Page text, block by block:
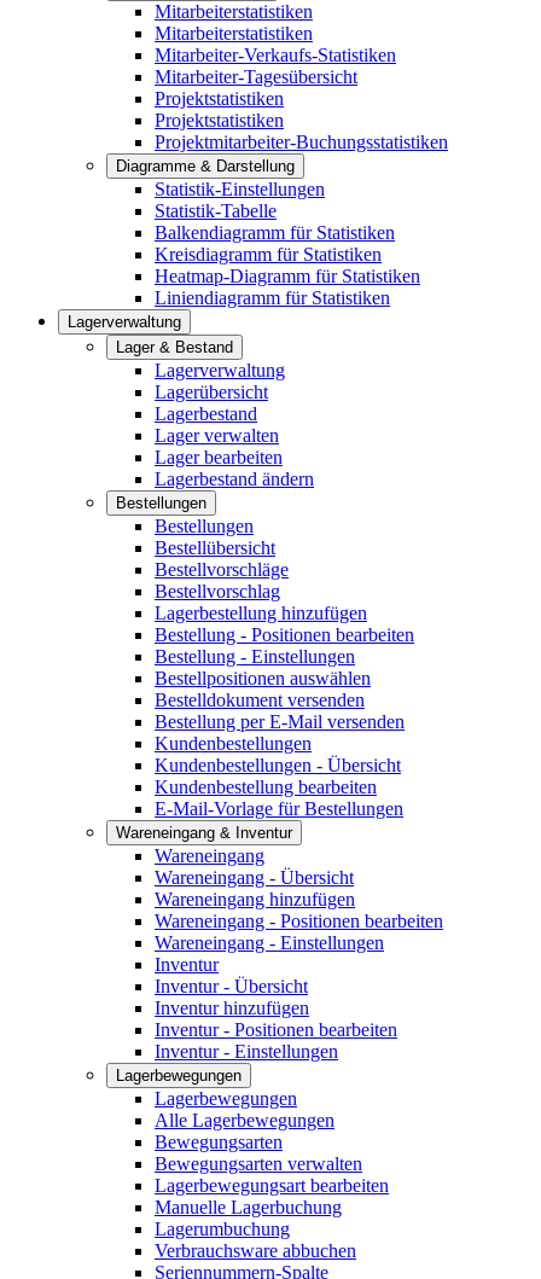
Mitarbeiterstatistiken
Mitarbeiterstatistiken
Mitarbeiter-Verkaufs-Statistiken
Mitarbeiter-Tagesübersicht
Projektstatistiken
Projektstatistiken
Projektmitarbeiter-Buchungsstatistiken
Diagramme & Darstellung
Statistik-Einstellungen
Statistik-Tabelle
Balkendiagramm für Statistiken
Kreisdiagramm für Statistiken
Heatmap-Diagramm für Statistiken
Liniendiagramm für Statistiken
Lagerverwaltung
Lager & Bestand
Lagerverwaltung
Lagerübersicht
Lagerbestand
Lager verwalten
Lager bearbeiten
Lagerbestand ändern
Bestellungen
Bestellungen
Bestellübersicht
Bestellvorschläge
Bestellvorschlag
Lagerbestellung hinzufügen
Bestellung - Positionen bearbeiten
Bestellung - Einstellungen
Bestellpositionen auswählen
Bestelldokument versenden
Bestellung per E-Mail versenden
Kundenbestellungen
Kundenbestellungen - Übersicht
Kundenbestellung bearbeiten
E-Mail-Vorlage für Bestellungen
Wareneingang & Inventur
Wareneingang
Wareneingang - Übersicht
Wareneingang hinzufügen
Wareneingang - Positionen bearbeiten
Wareneingang - Einstellungen
Inventur
Inventur - Übersicht
Inventur hinzufügen
Inventur - Positionen bearbeiten
Inventur - Einstellungen
Lagerbewegungen
Lagerbewegungen
Alle Lagerbewegungen
Bewegungsarten
Bewegungsarten verwalten
Lagerbewegungsart bearbeiten
Manuelle Lagerbuchung
Lagerumbuchung
Verbrauchsware abbuchen
Seriennummern-Spalte